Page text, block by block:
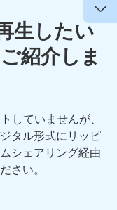
生したい
紹介しま
していませんが、
タル形式にリッピ
シェアリング経由
さい。